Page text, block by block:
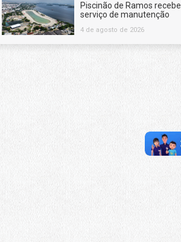
Piscinão de Ramos recebe
serviço de manutenção
4 de agosto de 2026